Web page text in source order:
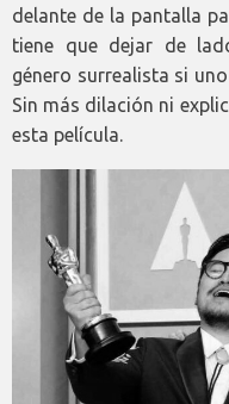
delante de la pantalla
tiene que dejar de
género surrealista si
Sin más dilación ni
esta película.